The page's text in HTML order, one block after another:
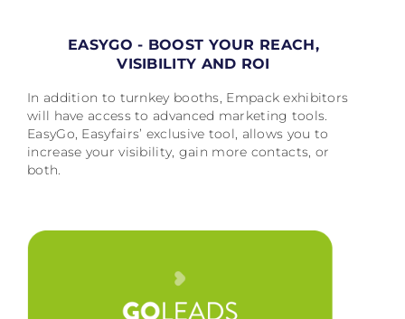
EASYGO - BOOST YOUR REACH,
VISIBILITY AND ROI
In addition to turnkey booths, Empack exhibitors
will have access to advanced marketing tools.
EasyGo, Easyfairs’ exclusive tool, allows you to
increase your visibility, gain more contacts, or
both.